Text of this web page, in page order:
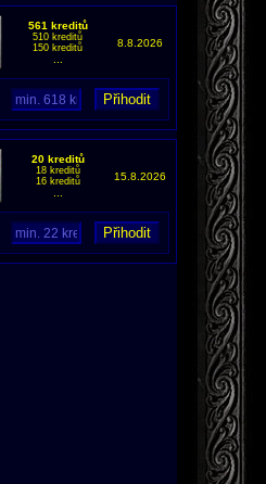
561 kreditů
510 kreditů
150 kreditů
8.8.2026
20 kreditů
18 kreditů
16 kreditů
15.8.2026